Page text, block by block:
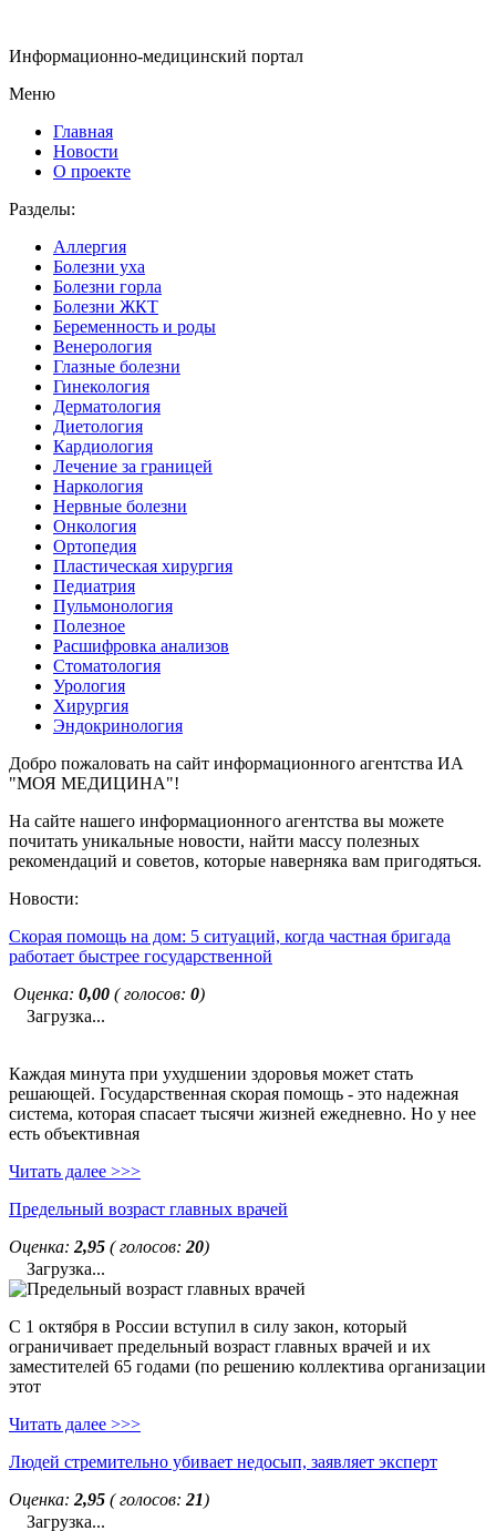
Информационно-медицинский портал
Меню
Главная
Новости
О проекте
Разделы:
Аллергия
Болезни уха
Болезни горла
Болезни ЖКТ
Беременность и роды
Венерология
Глазные болезни
Гинекология
Дерматология
Диетология
Кардиология
Лечение за границей
Наркология
Нервные болезни
Онкология
Ортопедия
Пластическая хирургия
Педиатрия
Пульмонология
Полезное
Расшифровка анализов
Стоматология
Урология
Хирургия
Эндокринология
Добро пожаловать на сайт информационного агентства ИА
"МОЯ МЕДИЦИНА"!
На сайте нашего информационного агентства вы можете
почитать уникальные новости, найти массу полезных
рекомендаций и советов, которые наверняка вам пригодяться.
Новости:
Скорая помощь на дом: 5 ситуаций, когда частная бригада
работает быстрее государственной
Оценка: 0,00 ( голосов: 0)
Загрузка...
Каждая минута при ухудшении здоровья может стать
решающей. Государственная скорая помощь - это надежная
система, которая спасает тысячи жизней ежедневно. Но у нее
есть объективная
Читать далее >>>
Предельный возраст главных врачей
Оценка: 2,95 ( голосов: 20)
Загрузка...
С 1 октября в России вступил в силу закон, который
ограничивает предельный возраст главных врачей и их
заместителей 65 годами (по решению коллектива организации
этот
Читать далее >>>
Людей стремительно убивает недосып, заявляет эксперт
Оценка: 2,95 ( голосов: 21)
Загрузка...